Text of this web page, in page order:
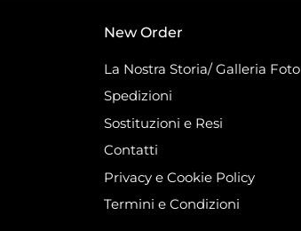
New Order
La Nostra Storia/ Galleria Foto
Spedizioni
Sostituzioni e Resi
Contatti
Privacy e Cookie Policy
Termini e Condizioni